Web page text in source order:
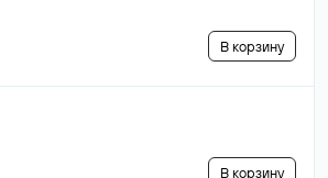
В корзину
В корзину